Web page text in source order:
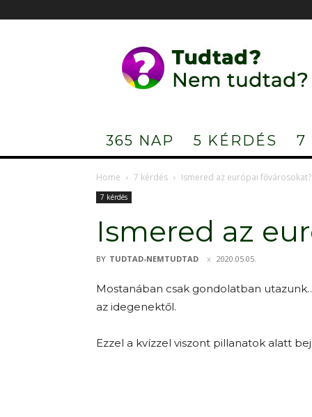
Nem
tudtad?
365 NAP 5 KÉRDÉS 7
Home 7 kérdés Ismered az európai fővárosokat?
7 kérdés
Ismered az
BY TUDTAD-NEMTUDTAD 2020.05.05.
Mostanában csak gondolatban
az idegenektől.
Ezzel a kvízzel viszont pillanatok alatt